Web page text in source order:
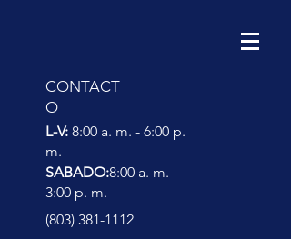
CONTACT
O
L-V: 8:00 a. m. - 6:00 p.
m.
(803) 381-1112
SABADO:8:00 a. m. -
3:00 p. m.